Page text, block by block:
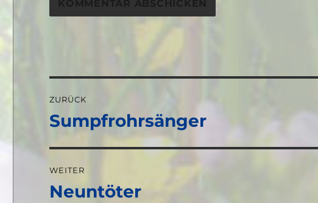
ZURÜCK
Vorheriger
Sumpfrohrsänger
WEITER
Nächster
Neuntöter